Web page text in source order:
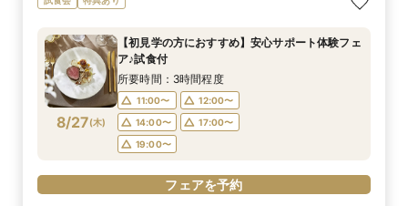
8/26(水)
切でおススメ♪
12:00〜
15:00〜
17:00〜
18:00〜
フェアを予約
8/26(水)
豪華5大特典付き
12:00〜
15:00〜
17:00〜
18:00〜
フェアを予約
8/27(木)
【初見学の方におすすめ】安心サポート体験フェ
ア♪試食付
所要時間：3時間程度
11:00〜
12:00〜
14:00〜
17:00〜
19:00〜
フェアを予約